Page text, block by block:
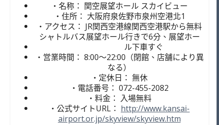
・名称： 関空展望ホール スカイビュー
・住所： 大阪府泉佐野市泉州空港北1
・アクセス： JR関西空港線関西空港駅から無料
シャトルバス展望ホール行きで6分、展望ホー
ル下車すぐ
・営業時間： 8:00～22:00（閉館、店舗により異
なる）
・定休日： 無休
・電話番号： 072-455-2082
・料金： 入場無料
・公式サイトURL： http://www.kansai-
airport.or.jp/skyview/skyview.htm